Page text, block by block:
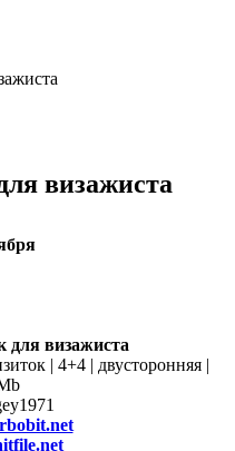
визажиста
для визажиста
| 4+4 | двусторонняя |